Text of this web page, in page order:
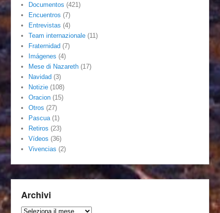
Documentos (421)
Encuentros (7)
Entrevistas (4)
Team internazionale (11)
Fraternidad (7)
Imágenes (4)
Mese di Nazareth (17)
Navidad (3)
Notizie (108)
Oracion (15)
Otros (27)
Pascua (1)
Retiros (23)
Vídeos (36)
Vivencias (2)
Archivi
Archivi